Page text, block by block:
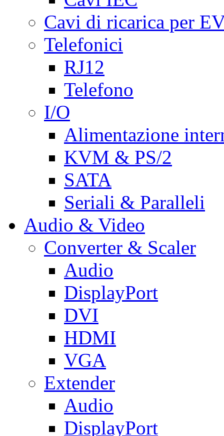
Cavi di ricarica per
Telefonici
RJ12
Telefono
I/O
Alimentazione
KVM & PS/2
SATA
Seriali & Paralleli
Audio & Video
Converter & Scaler
Audio
DisplayPort
DVI
HDMI
VGA
Extender
Audio
DisplayPort